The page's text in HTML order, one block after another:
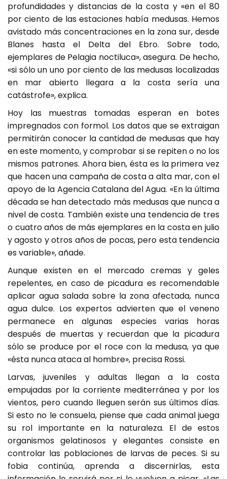
profundidades y distancias de la costa y «en el 80
por ciento de las estaciones había medusas. Hemos
avistado más concentraciones en la zona sur, desde
Blanes hasta el Delta del Ebro. Sobre todo,
ejemplares de Pelagia noctiluca», asegura. De hecho,
«si sólo un uno por ciento de las medusas localizadas
en mar abierto llegara a la costa sería una
catástrofe», explica.
Hoy las muestras tomadas esperan en botes
impregnados con formol. Los datos que se extraigan
permitirán conocer la cantidad de medusas que hay
en este momento, y comprobar si se repiten o no los
mismos patrones. Ahora bien, ésta es la primera vez
que hacen una campaña de costa a alta mar, con el
apoyo de la Agencia Catalana del Agua. «En la última
década se han detectado más medusas que nunca a
nivel de costa. También existe una tendencia de tres
o cuatro años de más ejemplares en la costa en julio
y agosto y otros años de pocas, pero esta tendencia
es variable», añade.
Aunque existen en el mercado cremas y geles
repelentes, en caso de picadura es recomendable
aplicar agua salada sobre la zona afectada, nunca
agua dulce. Los expertos advierten que el veneno
permanece en algunas especies varias horas
después de muertas y recuerdan que la picadura
sólo se produce por el roce con la medusa, ya que
«ésta nunca ataca al hombre», precisa Rossi.
Larvas, juveniles y adultas llegan a la costa
empujadas por la corriente mediterránea y por los
vientos, pero cuando lleguen serán sus últimos días.
Si esto no le consuela, piense que cada animal juega
su rol importante en la naturaleza. El de estos
organismos gelatinosos y elegantes consiste en
controlar las poblaciones de larvas de peces. Si su
fobia continúa, aprenda a discernirlas, esta